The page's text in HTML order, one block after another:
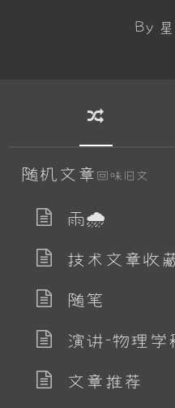
By
随机文章 回味旧文
雨🌧
技术文章收
随笔
演讲-物理学
文章推荐